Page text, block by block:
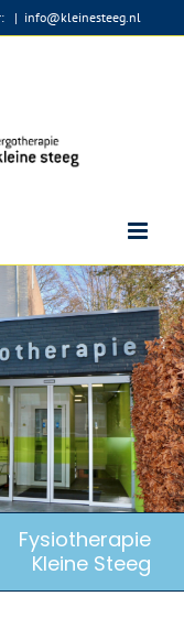
| info@kleinesteeg.nl
Fysiotherapie
Kleine Steeg